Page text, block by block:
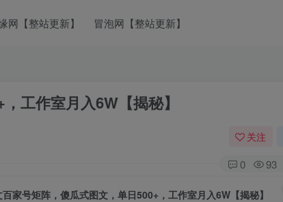
网【整站更新】 冒泡网【整站更新】
工作室月入6W【揭秘】
关注
0 93
家号矩阵，傻瓜式图文，单日500+，工作室月入6W【揭秘】